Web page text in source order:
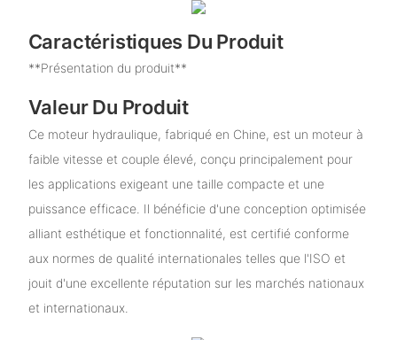
Caractéristiques Du Produit
**Présentation du produit**
Valeur Du Produit
Ce moteur hydraulique, fabriqué en Chine, est un moteur à
faible vitesse et couple élevé, conçu principalement pour
les applications exigeant une taille compacte et une
puissance efficace. Il bénéficie d'une conception optimisée
alliant esthétique et fonctionnalité, est certifié conforme
aux normes de qualité internationales telles que l'ISO et
jouit d'une excellente réputation sur les marchés nationaux
et internationaux.